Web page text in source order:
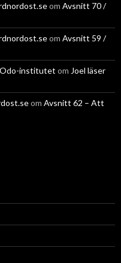
om Avsnitt 70 /
om Avsnitt 59 /
Odo-institutet om Joel läser
om Avsnitt 62 – Att